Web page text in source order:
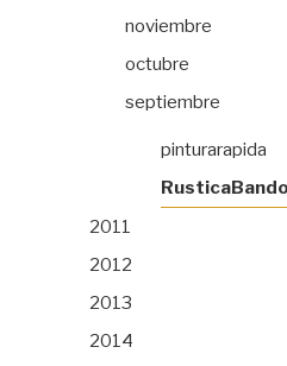
noviembre
octubre
septiembre
pinturarapida
2011
2012
2013
2014